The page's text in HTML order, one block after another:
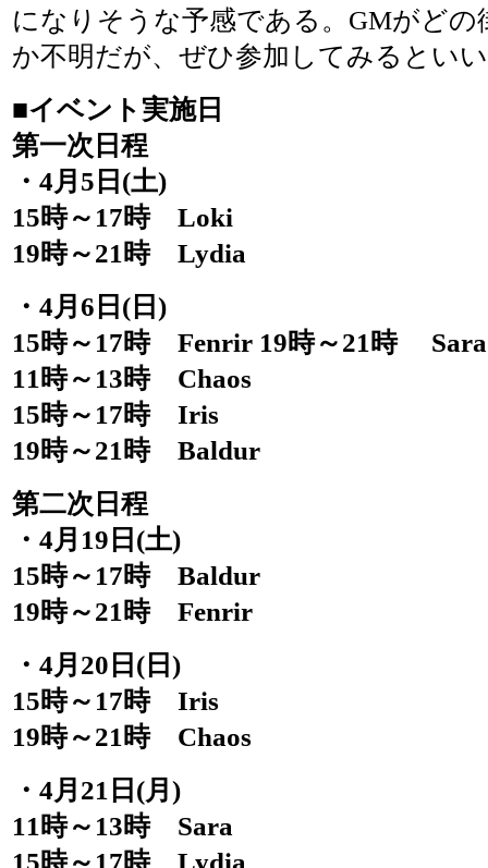
になりそうな予感である。GMがどの
か不明だが、ぜひ参加してみるとい
■イベント実施日
第一次日程
・4月5日(土)
15時～17時 Loki
19時～21時 Lydia
・4月6日(日)
15時～17時 Fenrir 19時～21時 Sara
11時～13時 Chaos
15時～17時 Iris
19時～21時 Baldur
第二次日程
・4月19日(土)
15時～17時 Baldur
19時～21時 Fenrir
・4月20日(日)
15時～17時 Iris
19時～21時 Chaos
・4月21日(月)
11時～13時 Sara
15時～17時 Lydia